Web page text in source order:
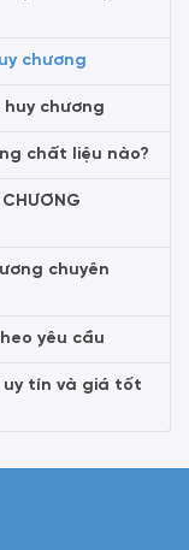
chương
chương
chất liệu nào?
chuyên
yêu cầu
uy tín và giá tốt